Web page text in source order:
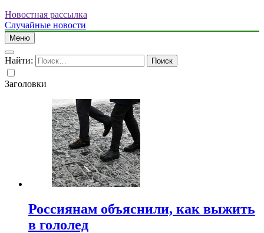
Новостная рассылка
Случайные новости
Меню
Найти:
Заголовки
Россиянам объяснили, как выжить
в гололед